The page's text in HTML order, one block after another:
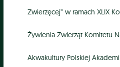
Zwierzęcej” w ramach XLIX
Żywienia Zwierząt Komitetu
Akwakultury Polskiej